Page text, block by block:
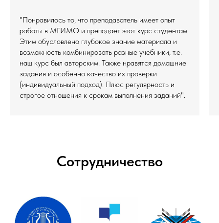
"Понравилось то, что преподаватель имеет опыт
работы в МГИМО и преподает этот курс студентам.
Этим обусловлено глубокое знание материала и
возможность комбинировать разные учебники, т.е.
наш курс был авторским. Также нравятся домашние
задания и особенно качество их проверки
(индивидуальный подход). Плюс регулярность и
строгое отношения к срокам выполнения заданий".
Сотрудничество